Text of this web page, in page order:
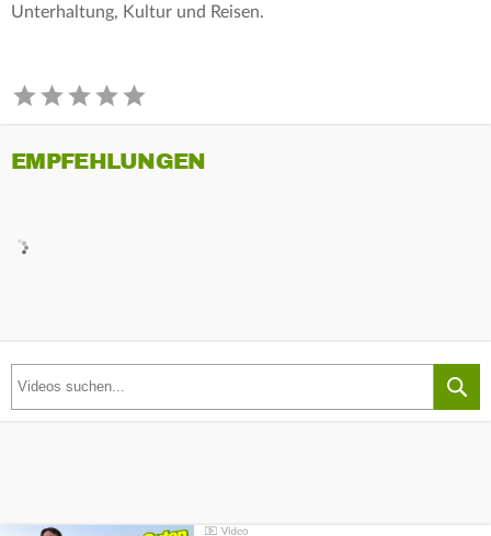
Unterhaltung, Kultur und Reisen.
EMPFEHLUNGEN